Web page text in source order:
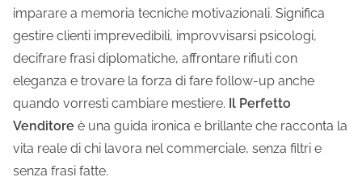
imparare a memoria tecniche motivazionali. Significa
gestire clienti imprevedibili, improvvisarsi psicologi,
decifrare frasi diplomatiche, affrontare rifiuti con
eleganza e trovare la forza di fare follow-up anche
quando vorresti cambiare mestiere. Il Perfetto
Venditore è una guida ironica e brillante che racconta la
vita reale di chi lavora nel commerciale, senza filtri e
senza frasi fatte.